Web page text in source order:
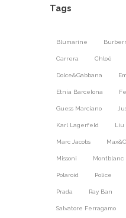
Tags
Blumarine
Carrera Chloé
Dolce&Gabbana
Etnia Barcelona
Guess Marciano
Karl Lagerfeld Liu
Marc Jacobs
Missoni Montblanc
Polaroid Police
Prada Ray Ban
Salvatore Ferragamo